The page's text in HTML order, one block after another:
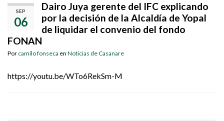
SEP
06
Dairo Juya gerente del IFC explicando
por la decisión de la Alcaldía de Yopal
de liquidar el convenio del fondo
FONAN
Por camilo fonseca en Noticias de Casanare
https://youtu.be/WTo6RekSm-M